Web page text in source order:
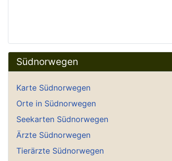
Südnorwegen
Karte Südnorwegen
Orte in Südnorwegen
Seekarten Südnorwegen
Ärzte Südnorwegen
Tierärzte Südnorwegen